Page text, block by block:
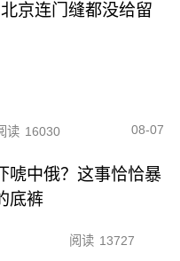
京连门缝都没给留
读 16030 08-07
唬中俄？这事恰恰暴
底裤
阅读 13727